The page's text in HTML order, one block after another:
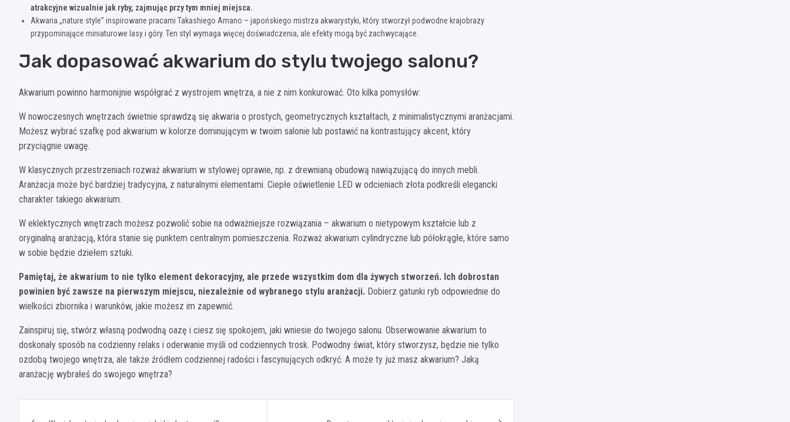
atrakcyjne wizualnie jak ryby, zajmując przy tym mniej miejsca.
Akwaria „nature style” inspirowane pracami Takashiego Amano – japońskiego mistrza akwarystyki, który stworzył podwodne krajobrazy
przypominające miniaturowe lasy i góry. Ten styl wymaga więcej doświadczenia, ale efekty mogą być zachwycające.
Jak dopasować akwarium do stylu twojego salonu?
Akwarium powinno harmonijnie współgrać z wystrojem wnętrza, a nie z nim konkurować. Oto kilka pomysłów:
W nowoczesnych wnętrzach świetnie sprawdzą się akwaria o prostych, geometrycznych kształtach, z minimalistycznymi aranżacjami.
Możesz wybrać szafkę pod akwarium w kolorze dominującym w twoim salonie lub postawić na kontrastujący akcent, który
przyciągnie uwagę.
W klasycznych przestrzeniach rozważ akwarium w stylowej oprawie, np. z drewnianą obudową nawiązującą do innych mebli.
Aranżacja może być bardziej tradycyjna, z naturalnymi elementami. Ciepłe oświetlenie LED w odcieniach złota podkreśli elegancki
charakter takiego akwarium.
W eklektycznych wnętrzach możesz pozwolić sobie na odważniejsze rozwiązania – akwarium o nietypowym kształcie lub z
oryginalną aranżacją, która stanie się punktem centralnym pomieszczenia. Rozważ akwarium cylindryczne lub półokrągłe, które samo
w sobie będzie dziełem sztuki.
Pamiętaj, że akwarium to nie tylko element dekoracyjny, ale przede wszystkim dom dla żywych stworzeń. Ich dobrostan
powinien być zawsze na pierwszym miejscu, niezależnie od wybranego stylu aranżacji. Dobierz gatunki ryb odpowiednie do
wielkości zbiornika i warunków, jakie możesz im zapewnić.
Zainspiruj się, stwórz własną podwodną oazę i ciesz się spokojem, jaki wniesie do twojego salonu. Obserwowanie akwarium to
doskonały sposób na codzienny relaks i oderwanie myśli od codziennych trosk. Podwodny świat, który stworzysz, będzie nie tylko
ozdobą twojego wnętrza, ale także źródłem codziennej radości i fascynujących odkryć. A może ty już masz akwarium? Jaką
aranżację wybrałeś do swojego wnętrza?